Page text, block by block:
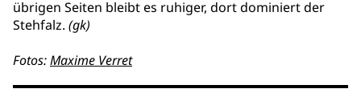
übrigen Seiten bleibt es ruhiger, dort dominiert der
Stehfalz. (gk)
Fotos:Maxime Verret